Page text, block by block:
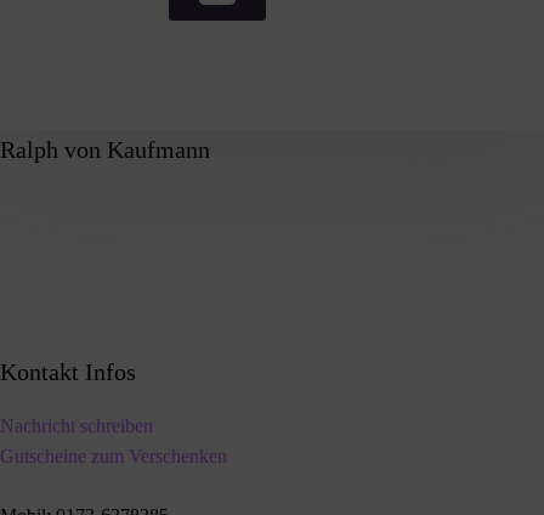
Ralph von Kaufmann
Kontakt Infos
Nachricht schreiben
Gutscheine zum Verschenken